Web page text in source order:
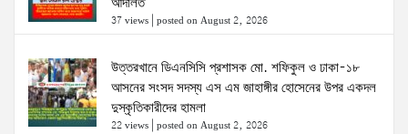
37 views posted on August 2, 2026
উত্তরখানে ডিএনসিসি প্রশাসক মো. শফিকুল ও ঢাকা-১৮
আসনের সংসদ সদস্য এস এম জাহাঙ্গীর হোসেনের উপর একদল
দুস্কৃতিকারীদের হামলা
22 views posted on August 2, 2026